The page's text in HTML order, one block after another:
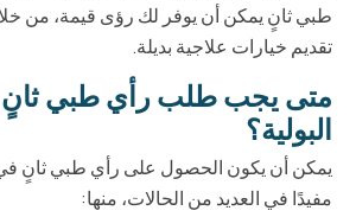
طبي ثانٍ يمكن أن يوفر لك رؤى قيمة، من
تقديم خيارات علاجية بديلة.
متى يجب طلب رأي طبي ثانٍ
البولية؟
يمكن أن يكون الحصول على رأي طبي ثانٍ في
مفيدًا في العديد من الحالات، منها: